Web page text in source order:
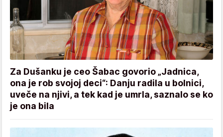
Za Dušanku je ceo Šabac govorio „Jadnica,
ona je rob svojoj deci“: Danju radila u bolnici,
uveče na njivi, a tek kad je umrla, saznalo se ko
je ona bila